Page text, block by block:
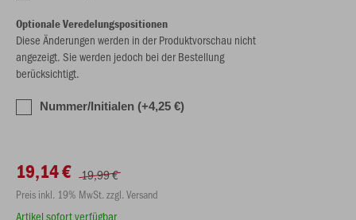
Optionale Veredelungspositionen
Diese Änderungen werden in der Produktvorschau nicht
angezeigt. Sie werden jedoch bei der Bestellung
berücksichtigt.
Nummer/Initialen (+4,25 €)
19,14 € 19,99 €
Preis inkl. 19% MwSt. zzgl. Versand
Artikel sofort verfügbar